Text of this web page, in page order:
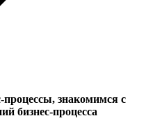
процессы, знакомимся с
бизнес-процесса